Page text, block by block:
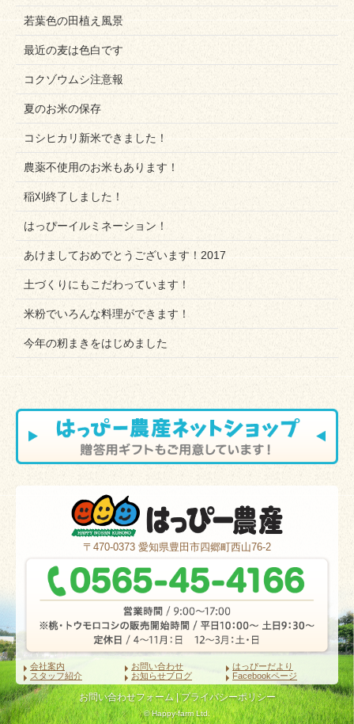
若葉色の田植え風景
最近の麦は色白です
コクゾウムシ注意報
夏のお米の保存
コシヒカリ新米できました！
農薬不使用のお米もあります！
稲刈終了しました！
はっぴーイルミネーション！
あけましておめでとうございます！2017
土づくりにもこだわっています！
米粉でいろんな料理ができます！
今年の籾まきをはじめました
〒470-0373 愛知県豊田市四郷町西山76-2
会社案内 お問い合わせ
はっぴーだより
スタッフ紹介
お知らせブログ Facebookページ
お問い合わせフォーム|プライバシーポリシー
© Happy-farm Ltd.